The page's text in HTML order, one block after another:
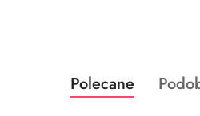
Pomiń karuzelę
Produkty
o
Polecane